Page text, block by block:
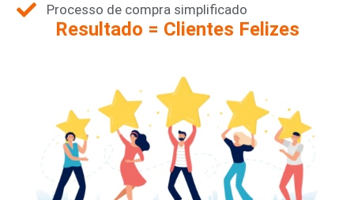
Processo de compra simplificado
Resultado = Clientes Felizes